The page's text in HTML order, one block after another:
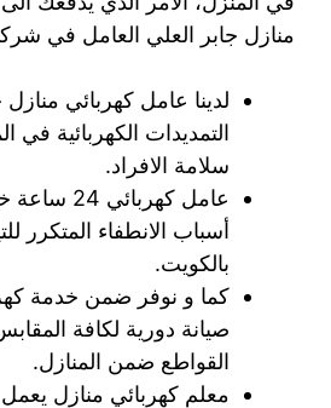
منازل جابر العلي العامل في
لدينا عامل كهربائي
التمديدات الكهربائية في
سلامة الافراد.
عامل
أسباب الانطفاء المتكرر
بالكويت.
كما و نوفر ضمن خدمة
صيانة دورية لكافة
القواطع ضمن المنازل.
معلم كهربائي منازل